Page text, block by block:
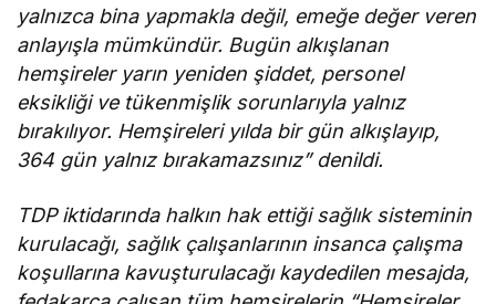
yalnızca bina yapmakla değil, emeğe değer veren
anlayışla mümkündür. Bugün alkışlanan
hemşireler yarın yeniden şiddet, personel
eksikliği ve tükenmişlik sorunlarıyla yalnız
bırakılıyor. Hemşireleri yılda bir gün alkışlayıp,
364 gün yalnız bırakamazsınız” denildi.
TDP iktidarında halkın hak ettiği sağlık sisteminin
kurulacağı, sağlık çalışanlarının insanca çalışma
koşullarına kavuşturulacağı kaydedilen mesajda,